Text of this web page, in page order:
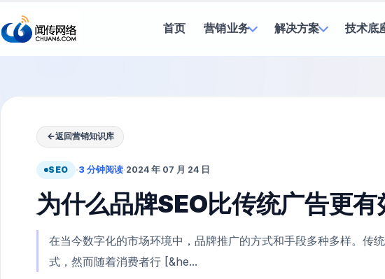
首页 营销业务 解决方案 技术底
←返回营销知识库
SEO ·3 分钟阅读·2024 年 07 月 24 日
为什么品牌SEO比传统广告更有
在当今数字化的市场环境中，品牌推广的方式和手段多种多样。传
式，然而随着消费者行 [&he...